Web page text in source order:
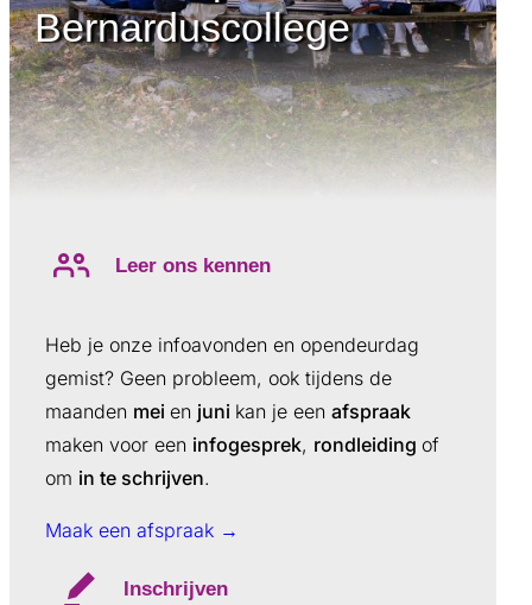
Bernarduscollege
Leer ons kennen
Heb je onze infoavonden en opendeurdag
gemist? Geen probleem, ook tijdens de
maanden mei en juni kan je een afspraak
maken voor een infogesprek, rondleiding of
om in te schrijven.
Maak een afspraak →
Inschrijven